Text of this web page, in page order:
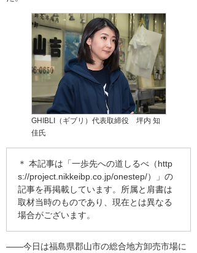
GHIBLI（ギブリ）代表取締役 坪内 知
佳氏
＊ 本記事は「一歩先への道しるべ（http
s://project.nikkeibp.co.jp/onestep/）」の
記事を再掲載しています。所属と肩書は
取材当時のものであり、現在とは異なる
場合がございます。
――今日は福島県郡山市の総合地方卸売市場に